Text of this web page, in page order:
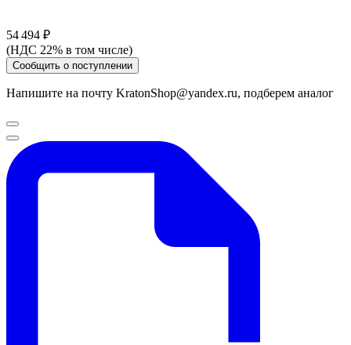
54 494 ₽
(НДС 22% в том числе)
Сообщить о поступлении
Напишите на почту KratonShop@yandex.ru, подберем аналог